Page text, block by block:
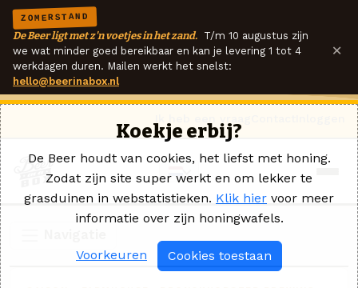
ZOMERSTAND
De Beer ligt met z'n voetjes in het zand. T/m 10 augustus zijn
we wat minder goed bereikbaar en kan je levering 1 tot 4
werkdagen duren. Mailen werkt het snelst:
hello@beerinabox.nl
×
Koekje erbij?
De Beer houdt van cookies, het liefst met honing.
Zodat zijn site super werkt en om lekker te
grasduinen in webstatistieken. Klik hier voor meer
informatie over zijn honingwafels.
Voorkeuren Cookies toestaan